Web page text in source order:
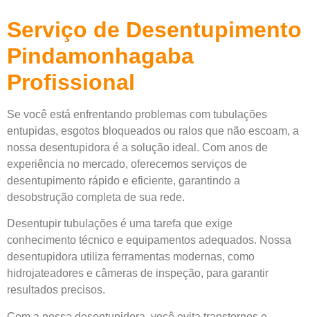
Serviço de Desentupimento
Pindamonhagaba
Profissional
Se você está enfrentando problemas com tubulações
entupidas, esgotos bloqueados ou ralos que não escoam, a
nossa desentupidora é a solução ideal. Com anos de
experiência no mercado, oferecemos serviços de
desentupimento rápido e eficiente, garantindo a
desobstrução completa de sua rede.
Desentupir tubulações é uma tarefa que exige
conhecimento técnico e equipamentos adequados. Nossa
desentupidora utiliza ferramentas modernas, como
hidrojateadores e câmeras de inspeção, para garantir
resultados precisos.